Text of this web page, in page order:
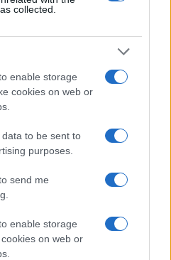
collected.
enable storage
cookies on web or
to be sent to
purposes.
send me
enable storage
on web or
fiorentina con formazione
decisione di cambiare
convegno a Palazzo
analisi di mercati e
linee editoriali attente alla
l'agenda del primo